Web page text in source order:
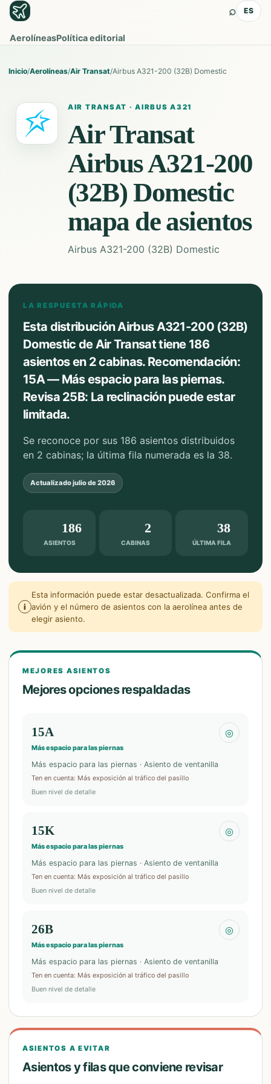
AerolíneasPolítica editorial
⌕ ES
Inicio/Aerolíneas/Air Transat/Airbus A321-200 (32B) Domestic
AIR TRANSAT ·AIRBUS A321
Air Transat
Airbus A321-200
(32B) Domestic
mapa de asientos
Airbus A321-200 (32B) Domestic
LA RESPUESTA RÁPIDA
Esta distribución Airbus A321-200 (32B)
Domestic de Air Transat tiene 186
asientos en 2 cabinas. Recomendación:
15A — Más espacio para las piernas.
Revisa 25B: La reclinación puede estar
limitada.
Se reconoce por sus 186 asientos distribuidos
en 2 cabinas; la última fila numerada es la 38.
Actualizadojulio de 2026
ASIENTOS
186
CABINAS
2
ÚLTIMA FILA
38
i
Esta información puede estar desactualizada. Confirma el
avión y el número de asientos con la aerolínea antes de
elegir asiento.
MEJORES ASIENTOS
Mejores opciones respaldadas
15A
Más espacio para las piernas
◎
Más espacio para las piernas · Asiento de ventanilla
Ten en cuenta: Más exposición al tráfico del pasillo
Buen nivel de detalle
15K
Más espacio para las piernas
◎
Más espacio para las piernas · Asiento de ventanilla
Ten en cuenta: Más exposición al tráfico del pasillo
Buen nivel de detalle
26B
Más espacio para las piernas
◎
Más espacio para las piernas · Asiento de ventanilla
Ten en cuenta: Más exposición al tráfico del pasillo
Buen nivel de detalle
ASIENTOS A EVITAR
Asientos y filas que conviene revisar